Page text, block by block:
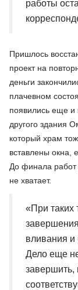
работы
Пришлось
проект на
деньги
плачевном
появились еще
другого здания
который храм
вставлены окна,
До финала работ
не хватает.
«При таких
вливания и
Дело еще
завершить,